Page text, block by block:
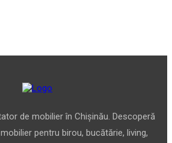
de mobilier în Chișinău. Descoperă
pentru birou, bucătărie, living,